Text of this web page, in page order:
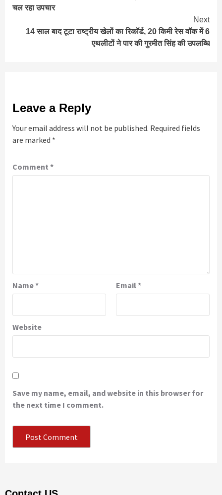
चल रहा उपचार
Next
14 साल बाद टूटा राष्ट्रीय खेलों का रिकॉर्ड, 20 किमी रेस वॉक में 6
एथलीटों ने पार की गुरमीत सिंह की उपलब्धि
Leave a Reply
Your email address will not be published. Required fields
are marked *
Comment *
Name* Email*
Website
Save my name, email, and website in this browser for
the next time I comment.